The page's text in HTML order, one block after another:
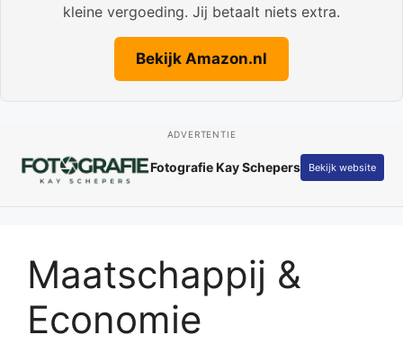
kleine vergoeding. Jij betaalt niets extra.
Bekijk Amazon.nl
ADVERTENTIE
Fotografie Kay Schepers Bekijk website
Maatschappij &
Economie